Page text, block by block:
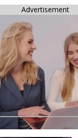
Advertisement